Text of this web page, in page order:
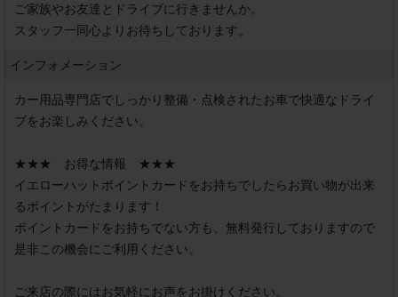
ご家族やお友達とドライブに行きませんか。
スタッフ一同心よりお待ちしております。
インフォメーション
カー用品専門店でしっかり整備・点検されたお車で快適なドライ
ブをお楽しみください。
★★★　お得な情報　★★★
イエローハットポイントカードをお持ちでしたらお買い物が出来
るポイントがたまります！
ポイントカードをお持ちでない方も、無料発行しておりますので
是非この機会にご利用ください。
ご来店の際にはお気軽にお声をお掛けください。